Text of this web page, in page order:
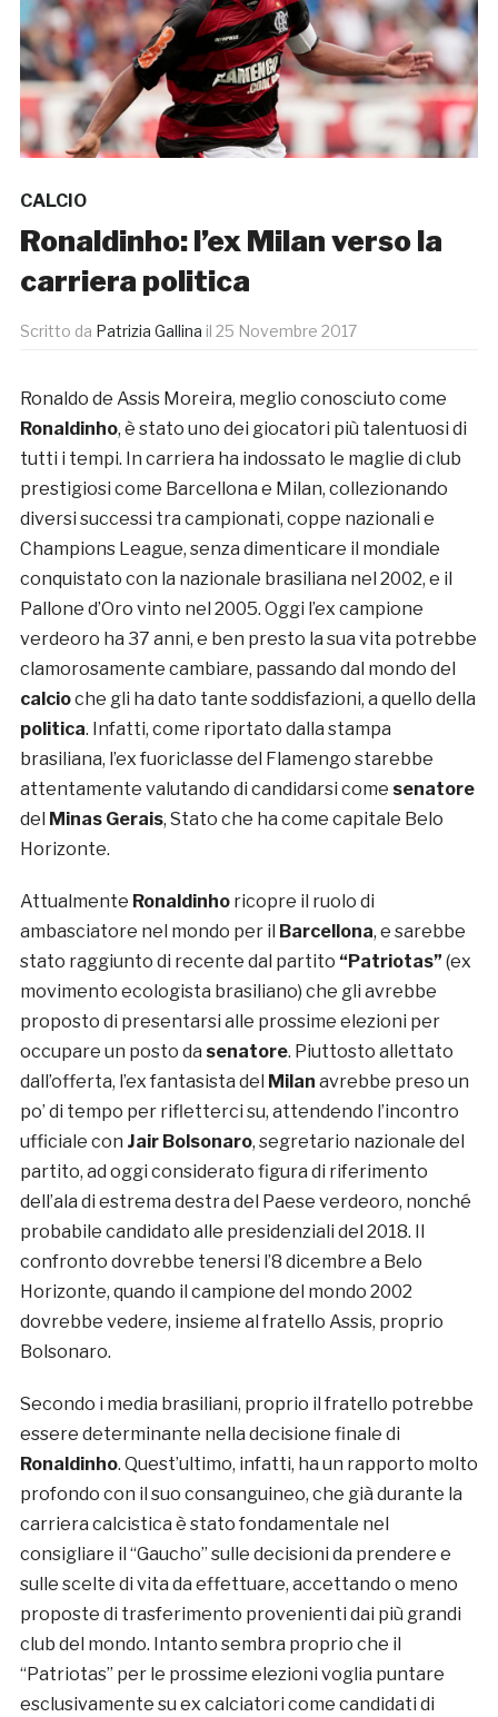
CALCIO
Ronaldinho: l’ex Milan verso la
carriera politica
Scritto da Patrizia Gallina il 25 Novembre 2017
Ronaldo de Assis Moreira, meglio conosciuto come
Ronaldinho, è stato uno dei giocatori più talentuosi di
tutti i tempi. In carriera ha indossato le maglie di club
prestigiosi come Barcellona e Milan, collezionando
diversi successi tra campionati, coppe nazionali e
Champions League, senza dimenticare il mondiale
conquistato con la nazionale brasiliana nel 2002, e il
Pallone d’Oro vinto nel 2005. Oggi l’ex campione
verdeoro ha 37 anni, e ben presto la sua vita potrebbe
clamorosamente cambiare, passando dal mondo del
calcioche gli ha dato tante soddisfazioni, a quello della
politica. Infatti, come riportato dalla stampa
brasiliana, l’ex fuoriclasse del Flamengo starebbe
attentamente valutando di candidarsi come senatore
del Minas Gerais, Stato che ha come capitale Belo
Horizonte.
Attualmente Ronaldinhoricopre il ruolo di
ambasciatore nel mondo per il Barcellona, e sarebbe
stato raggiunto di recente dal partito “Patriotas” (ex
movimento ecologista brasiliano) che gli avrebbe
proposto di presentarsi alle prossime elezioni per
occupare un posto da senatore. Piuttosto allettato
dall’offerta, l’ex fantasista del Milan avrebbe preso un
po’ di tempo per rifletterci su, attendendo l’incontro
ufficiale con Jair Bolsonaro, segretario nazionale del
partito, ad oggi considerato figura di riferimento
dell’ala di estrema destra del Paese verdeoro, nonché
probabile candidato alle presidenziali del 2018. Il
confronto dovrebbe tenersi l’8 dicembre a Belo
Horizonte, quando il campione del mondo 2002
dovrebbe vedere, insieme al fratello Assis, proprio
Bolsonaro.
Secondo i media brasiliani, proprio il fratello potrebbe
essere determinante nella decisione finale di
Ronaldinho. Quest’ultimo, infatti, ha un rapporto molto
profondo con il suo consanguineo, che già durante la
carriera calcistica è stato fondamentale nel
consigliare il “Gaucho” sulle decisioni da prendere e
sulle scelte di vita da effettuare, accettando o meno
proposte di trasferimento provenienti dai più grandi
club del mondo. Intanto sembra proprio che il
“Patriotas” per le prossime elezioni voglia puntare
esclusivamente su ex calciatori come candidati di